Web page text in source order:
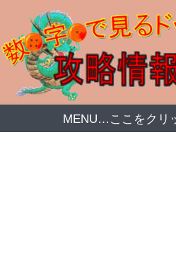
MENU…ここをクリ